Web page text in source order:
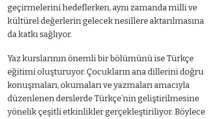
geçirmelerini hedeflerken, aynı zamanda milli ve
kültürel değerlerin gelecek nesillere aktarılmasına
da katkı sağlıyor.
Yaz kurslarının önemli bir bölümünü ise Türkçe
eğitimi oluşturuyor. Çocukların ana dillerini doğru
konuşmaları, okumaları ve yazmaları amacıyla
düzenlenen derslerde Türkçe’nin geliştirilmesine
yönelik çeşitli etkinlikler gerçekleştiriliyor. Böylece